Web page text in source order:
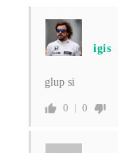
igis
glup si
0 0